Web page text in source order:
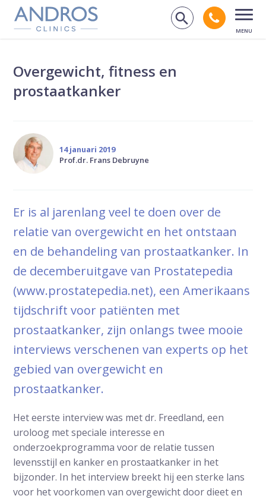
Navigatie overslaan
Zoek op
Bel
Overgewicht, fitness en
prostaatkanker
14 januari 2019
Prof.dr. Frans Debruyne
Er is al jarenlang veel te doen over de
relatie van overgewicht en het ontstaan
en de behandeling van prostaatkanker. In
de decemberuitgave van Prostatepedia
(www.prostatepedia.net), een Amerikaans
tijdschrift voor patiënten met
prostaatkanker, zijn onlangs twee mooie
interviews verschenen van experts op het
gebied van overgewicht en
prostaatkanker.
Het eerste interview was met dr. Freedland, een
uroloog met speciale interesse en
onderzoekprogramma voor de relatie tussen
levensstijl en kanker en prostaatkanker in het
bijzonder. In het interview breekt hij een sterke lans
voor het voorkomen van overgewicht door dieet en